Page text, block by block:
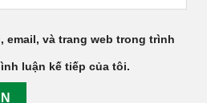
email, và trang web trong trình
luận kế tiếp của tôi.